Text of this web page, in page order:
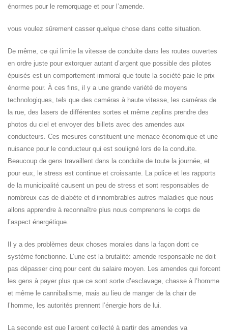
énormes pour le remorquage et pour l’amende.
vous voulez sûrement casser quelque chose dans cette situation.
De même, ce qui limite la vitesse de conduite dans les routes ouvertes
en ordre juste pour extorquer autant d’argent que possible des pilotes
épuisés est un comportement immoral que toute la société paie le prix
énorme pour. À ces fins, il y a une grande variété de moyens
technologiques, tels que des caméras à haute vitesse, les caméras de
la rue, des lasers de différentes sortes et même zeplins prendre des
photos du ciel et envoyer des billets avec des amendes aux
conducteurs. Ces mesures constituent une menace économique et une
nuisance pour le conducteur qui est souligné lors de la conduite.
Beaucoup de gens travaillent dans la conduite de toute la journée, et
pour eux, le stress est continue et croissante. La police et les rapports
de la municipalité causent un peu de stress et sont responsables de
nombreux cas de diabète et d’innombrables autres maladies que nous
allons apprendre à reconnaître plus nous comprenons le corps de
l’aspect énergétique.
Il y a des problèmes deux choses morales dans la façon dont ce
système fonctionne. L’une est la brutalité: amende responsable ne doit
pas dépasser cinq pour cent du salaire moyen. Les amendes qui forcent
les gens à payer plus que ce sont sorte d’esclavage, chasse à l’homme
et même le cannibalisme, mais au lieu de manger de la chair de
l’homme, les autorités prennent l’énergie hors de lui.
La seconde est que l’argent collecté à partir des amendes va